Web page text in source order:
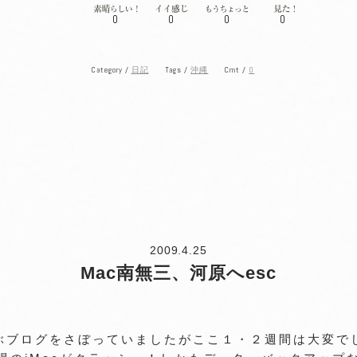
0 0 0 0
Category / 日記 Tags /沖縄 Cmt / 0
2009.4.25
Mac南無三、河原へesc
ブログをさぼっていましたがここ１・２週間は大変で